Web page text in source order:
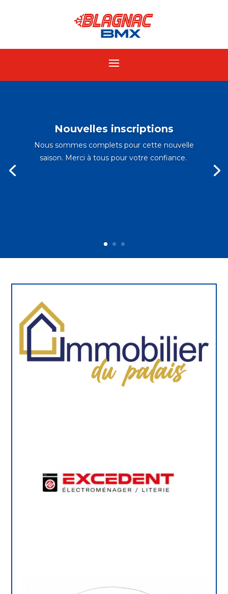
Nouvelles inscriptions
Nous sommes complets pour cette nouvelle
saison. Merci à tous pour votre confiance.